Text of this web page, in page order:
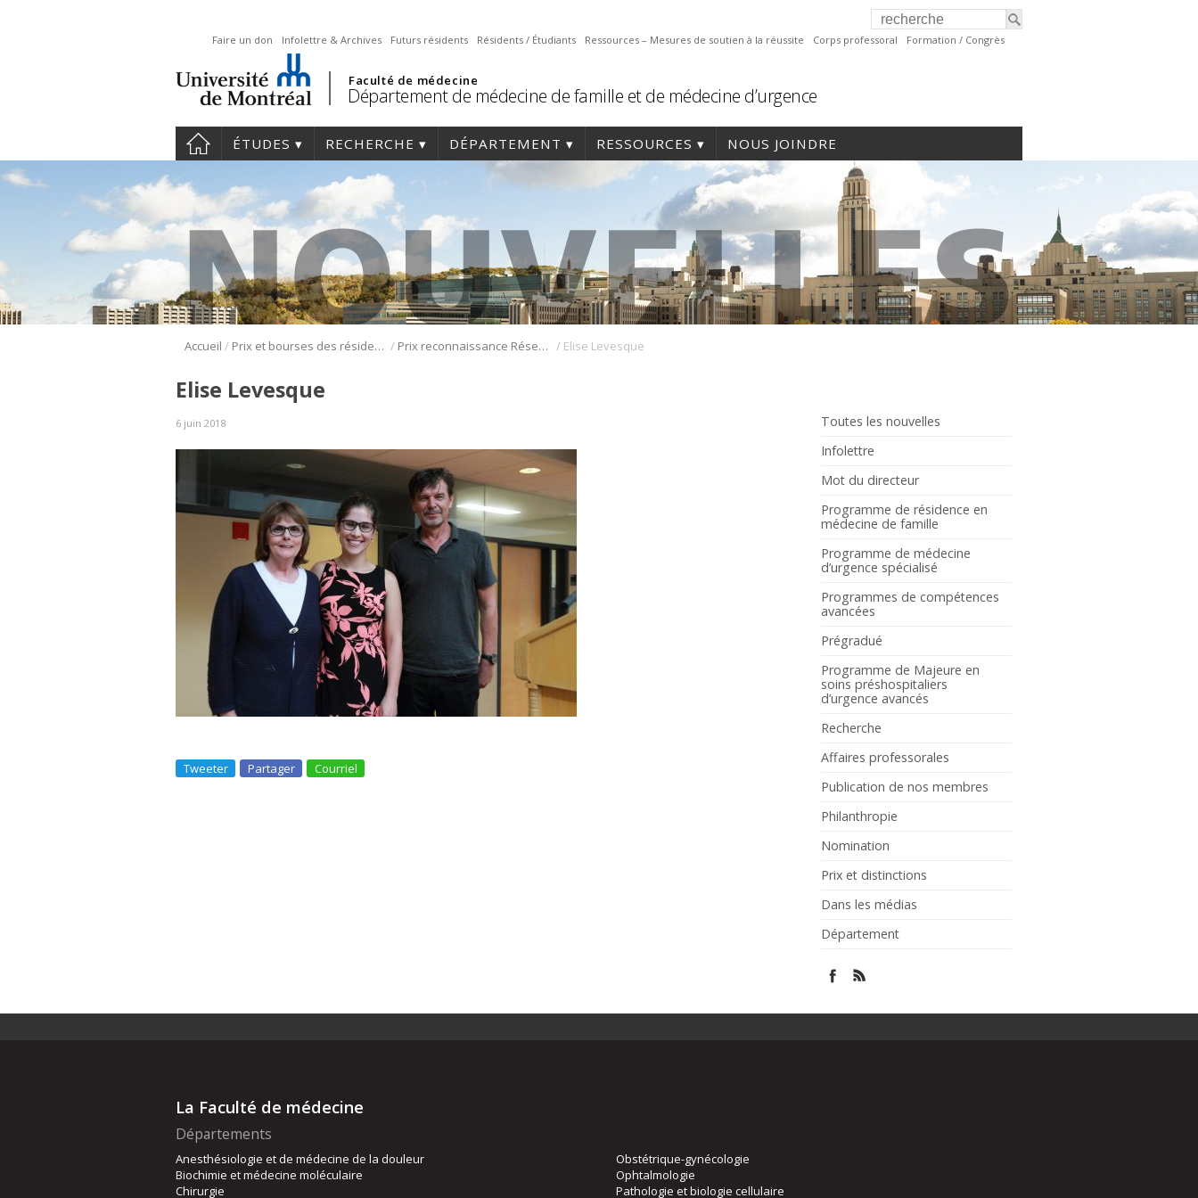
Faire un don Infolettre & Archives Futurs résidents Résidents / Étudiants Ressources – Mesures de soutien à la réussite Corps professoral Formation / Congrès
Faculté de médecine
Département de médecine de famille et de médecine d’urgence
ÉTUDES RECHERCHE DÉPARTEMENT RESSOURCES NOUS JOINDRE
Accueil / Prix et bourses des résidents / Prix reconnaissance Réseau 1 Québec 2018 / Elise Levesque
Toutes les nouvelles
Infolettre
Mot du directeur
Programme de résidence en
médecine de famille
Programme de médecine
d’urgence spécialisé
Programmes de compétences
avancées
Prégradué
Programme de Majeure en
soins préshospitaliers
d’urgence avancés
Recherche
Affaires professorales
Publication de nos membres
Philanthropie
Nomination
Prix et distinctions
Dans les médias
Département
Elise Levesque
6 juin 2018
Tweeter Partager Courriel
La Faculté de médecine
Départements
Anesthésiologie et de médecine de la douleur
Biochimie et médecine moléculaire
Chirurgie
Obstétrique-gynécologie
Ophtalmologie
Pathologie et biologie cellulaire